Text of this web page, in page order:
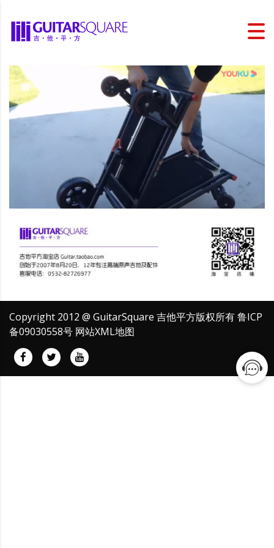
Copyright 2012 @ GuitarSquare 吉他平方版权所有鲁ICP
备09030558号 网站XML地图